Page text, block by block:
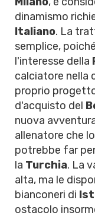
dinamismo
Italiano. La
semplice,
l'interesse della
calciatore nella
proprio
d'acquisto del
nuova
allenatore che
potrebbe far
la Turchia. La
alta, ma le
bianconeri di
ostacolo